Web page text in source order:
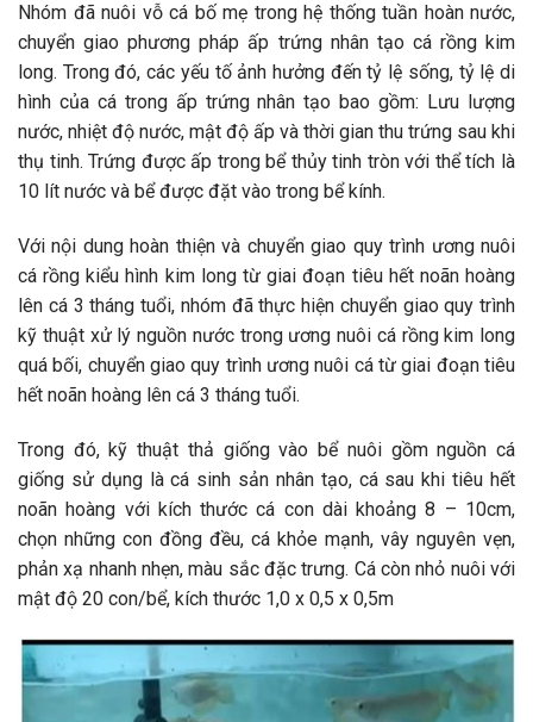
Nhóm đã nuôi vỗ cá bố mẹ trong hệ thống tuần hoàn nước,
chuyển giao phương pháp ấp trứng nhân tạo cá rồng kim
long. Trong đó, các yếu tố ảnh hưởng đến tỷ lệ sống, tỷ lệ di
hình của cá trong ấp trứng nhân tạo bao gồm: Lưu lượng
nước, nhiệt độ nước, mật độ ấp và thời gian thu trứng sau khi
thụ tinh. Trứng được ấp trong bể thủy tinh tròn với thể tích là
10 lít nước và bể được đặt vào trong bể kính.
Với nội dung hoàn thiện và chuyển giao quy trình ương nuôi
cá rồng kiểu hình kim long từ giai đoạn tiêu hết noãn hoàng
lên cá 3 tháng tuổi, nhóm đã thực hiện chuyển giao quy trình
kỹ thuật xử lý nguồn nước trong ương nuôi cá rồng kim long
quá bối, chuyển giao quy trình ương nuôi cá từ giai đoạn tiêu
hết noãn hoàng lên cá 3 tháng tuổi.
Trong đó, kỹ thuật thả giống vào bể nuôi gồm nguồn cá
giống sử dụng là cá sinh sản nhân tạo, cá sau khi tiêu hết
noãn hoàng với kích thước cá con dài khoảng 8 – 10cm,
chọn những con đồng đều, cá khỏe mạnh, vây nguyên vẹn,
phản xạ nhanh nhẹn, màu sắc đặc trưng. Cá còn nhỏ nuôi với
mật độ 20 con/bể, kích thước 1,0 x 0,5 x 0,5m